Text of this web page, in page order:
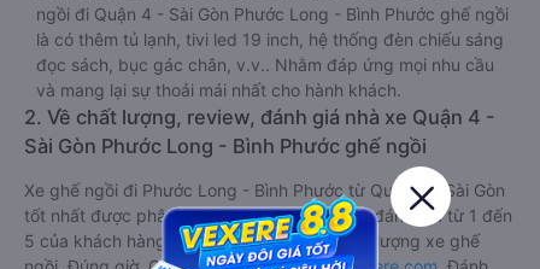
ngồi đi Quận 4 - Sài Gòn Phước Long - Bình Phước ghế ngồi
là có thêm tủ lạnh, tivi led 19 inch, hệ thống đèn chiếu sáng
đọc sách, bục gác chân, v.v.. Nhằm đáp ứng mọi nhu cầu
và mang lại sự thoải mái nhất cho hành khách.
2. Về chất lượng, review, đánh giá nhà xe Quận 4 -
Sài Gòn Phước Long - Bình Phước ghế ngồi
Xe ghế ngồi đi Phước Long - Bình Phước từ Quận 4 - Sài Gòn
tốt nhất được phân loại chất lượng dựa trên đánh giá từ 1 đến
5 của khách hàng với các tiêu chí như: Chất lượng xe ghế